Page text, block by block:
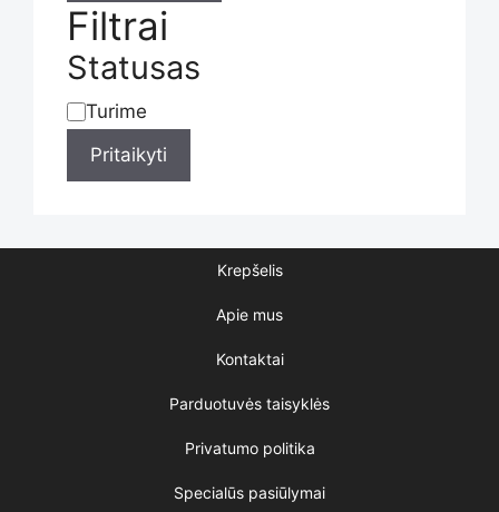
Filtrai
Statusas
Statusas
Turime
Pritaikyti
Krepšelis
Apie mus
Kontaktai
Parduotuvės taisyklės
Privatumo politika
Specialūs pasiūlymai